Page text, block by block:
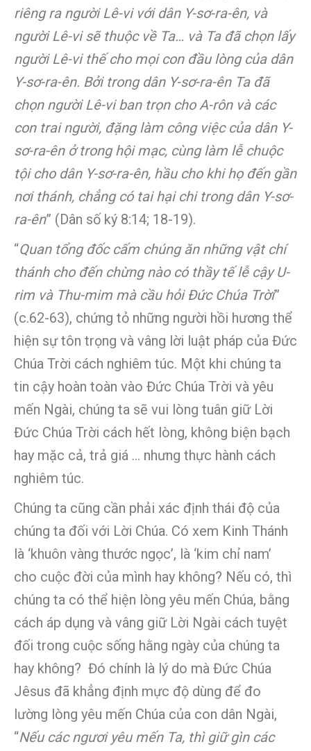
riêng ra người Lê-vi với dân Y-sơ-ra-ên, và
người Lê-vi sẽ thuộc về Ta… và Ta đã chọn lấy
người Lê-vi thế cho mọi con đầu lòng của dân
Y-sơ-ra-ên. Bởi trong dân Y-sơ-ra-ên Ta đã
chọn người Lê-vi ban trọn cho A-rôn và các
con trai người, đặng làm công việc của dân Y-
sơ-ra-ên ở trong hội mạc, cùng làm lễ chuộc
tội cho dân Y-sơ-ra-ên, hầu cho khi họ đến gần
nơi thánh, chẳng có tai hại chi trong dân Y-sơ-
ra-ên” (Dân số ký 8:14; 18-19).
“Quan tổng đốc cấm chúng ăn những vật chí
thánh cho đến chừng nào có thầy tế lễ cậy U-
rim và Thu-mim mà cầu hỏi Đức Chúa Trời”
(c.62-63), chứng tỏ những người hồi hương thể
hiện sự tôn trọng và vâng lời luật pháp của Đức
Chúa Trời cách nghiêm túc. Một khi chúng ta
tin cậy hoàn toàn vào Đức Chúa Trời và yêu
mến Ngài, chúng ta sẽ vui lòng tuân giữ Lời
Đức Chúa Trời cách hết lòng, không biện bạch
hay mặc cả, trả giá … nhưng thực hành cách
nghiêm túc.
Chúng ta cũng cần phải xác định thái độ của
chúng ta đối với Lời Chúa. Có xem Kinh Thánh
là ‘khuôn vàng thước ngọc’, là ‘kim chỉ nam’
cho cuộc đời của mình hay không? Nếu có, thì
chúng ta có thể hiện lòng yêu mến Chúa, bằng
cách áp dụng và vâng giữ Lời Ngài cách tuyệt
đối trong cuộc sống hằng ngày của chúng ta
hay không? Đó chính là lý do mà Đức Chúa
Jêsus đã khẳng định mực độ dùng để đo
lường lòng yêu mến Chúa của con dân Ngài,
“Nếu các ngươi yêu mến Ta, thì giữ gìn các